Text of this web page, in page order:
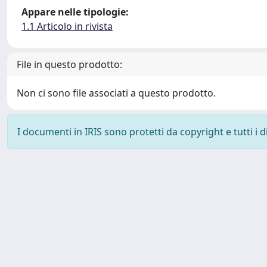
Appare nelle tipologie:
1.1 Articolo in rivista
File in questo prodotto:
Non ci sono file associati a questo prodotto.
I documenti in IRIS sono protetti da copyright e tutti i